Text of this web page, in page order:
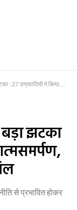
आत्मसमर्पण, कई हार्डकोर नक्सली शामिल
झटका
से प्रभावित होकर